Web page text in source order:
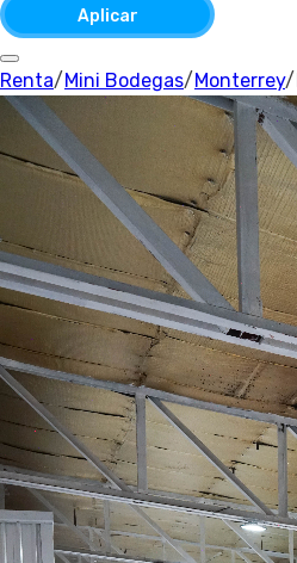
Aplicar
Renta/ Mini Bodegas/ Monterrey/